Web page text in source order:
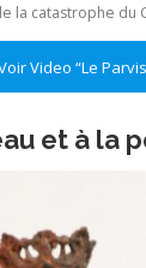
la catastrophe du
Video “Le
et à la